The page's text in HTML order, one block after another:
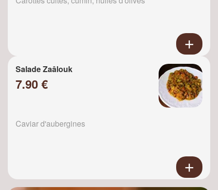
Salade Zaâlouk
7.90 €
Caviar d'aubergines